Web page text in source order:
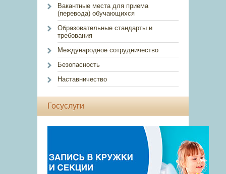
Вакантные места для приема
(перевода) обучающихся
Образовательные стандарты и
требования
Международное сотрудничество
Безопасность
Наставничество
Госуслуги